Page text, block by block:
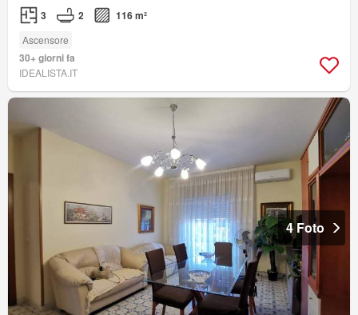
3 2 116 m²
Ascensore
30+ giorni fa
IDEALISTA.IT
4 Foto